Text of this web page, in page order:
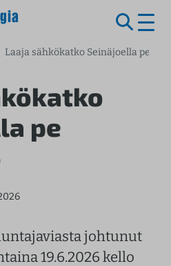
Laaja sähkökatko Seinäjoella pe
pe
johtunut
19.6.2026 kello